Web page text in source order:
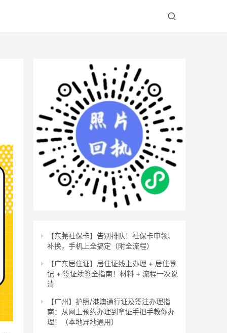
【东莞社保卡】告别排队！社保卡申领、
补换，手机上全搞定（附全流程）
【广东居住证】居住证线上办理 + 居住登
记 + 签证续签全指南！材料 + 流程一次说
清
【广州】护照/港澳通行证及签注办理指
南：从网上预约办理到拿证手把手教你办
理！（本地异地通用）